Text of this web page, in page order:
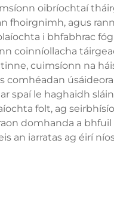
oibríochtaí
fhoirgnimh, agus
i bhfabhrac
coinníollacha
cuimsíonn na
comhéadan
spaí le haghaidh
folt, ag
domhanda a bhfuil
an iarratas ag éirí